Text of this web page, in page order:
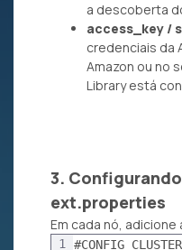
a descoberta
access_key /
credenciais da
Amazon ou no
Library está
3.
ext.properties
Em cada nó,
1 #CONFIG